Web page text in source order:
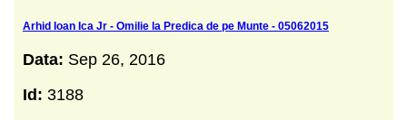
Arhid Ioan Ica Jr - Omilie la Predica de pe Munte - 05062015
Data: Sep 26, 2016
Id: 3188